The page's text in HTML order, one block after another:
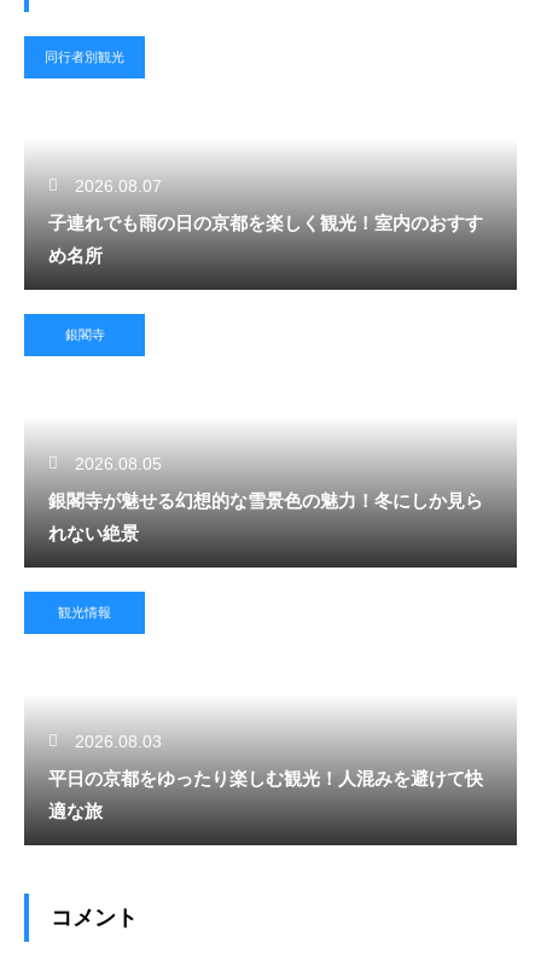
同行者別観光
2026.08.07
子連れでも雨の日の京都を楽しく観光！室内のおすす
め名所
銀閣寺
2026.08.05
銀閣寺が魅せる幻想的な雪景色の魅力！冬にしか見ら
れない絶景
観光情報
2026.08.03
平日の京都をゆったり楽しむ観光！人混みを避けて快
適な旅
コメント